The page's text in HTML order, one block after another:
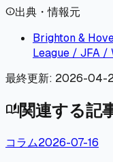
info出典・情報元
Brighton &
League / JFA /
最終更新: 2026-04-
auto_stories関連する記
コラム2026-07-16